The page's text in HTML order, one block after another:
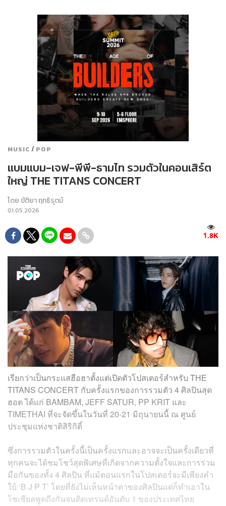
MUSIC / POP
แบมแบม-เจฟ-พีพี-ธามไท รวมตัวในคอนเสิร์ต
ใหญ่ THE TITANS CONCERT
โดย ขัติยา ฤทธิรุตม์
01.05.2026
1.8K
เรียกว่าเป็นกระแสฮือฮาตั้งแต่เปิดตัวโปสเตอร์สำหรับ THE
TITANS CONCERT กับครั้งแรกของการรวมตัว 4 ศิลปินสุด
ฮอต ได้แก่ BAMBAM, JEFF SATUR, PP KRIT และ
TIMETHAI ที่จะจัดขึ้นในวันที่ 20-21 มิถุนายนนี้ ณ ศูนย์
ประชุมแห่งชาติสิริกิติ์
ซึ่งการรวมตัวในครั้งนี้เป็นครั้งแรกและอาจจะเป็นครั้งเดียวที่
ทุกคนจะได้ชมโชว์สุดพิเศษที่เกิดจากความตั้งใจและการร่วม
มือกันของทั้ง 4 ศิลปิน ที่แม้ตอนแรกในโปสเตอร์จะมีเพียงคำ
ใบ้ ‘B J P T’ โดยที่ยังไม่เห็นหน้าตาของศิลปินแต่ก็ทำเอาใน
โซเชียลพูดถึงกันจนติดเทรนด์อันดับ 1 ของประเทศไทย